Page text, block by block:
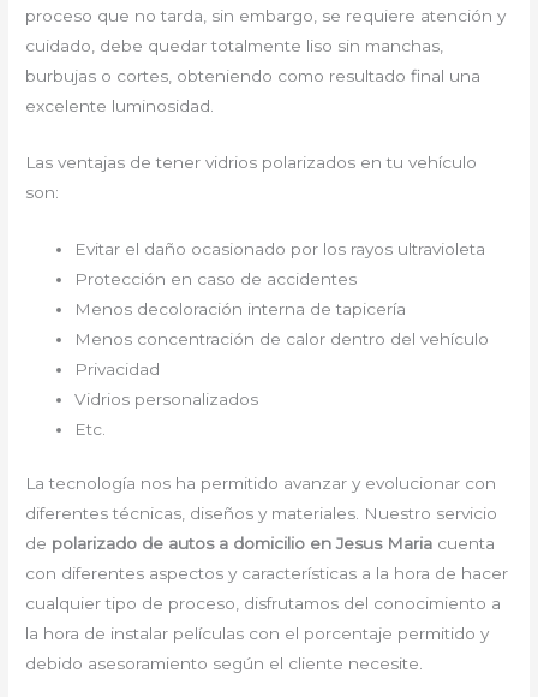
proceso que no tarda, sin embargo, se requiere atención y
cuidado, debe quedar totalmente liso sin manchas,
burbujas o cortes, obteniendo como resultado final una
excelente luminosidad.
Las ventajas de tener vidrios polarizados en tu vehículo
son:
Evitar el daño ocasionado por los rayos ultravioleta
Protección en caso de accidentes
Menos decoloración interna de tapicería
Menos concentración de calor dentro del vehículo
Privacidad
Vidrios personalizados
Etc.
La tecnología nos ha permitido avanzar y evolucionar con
diferentes técnicas, diseños y materiales. Nuestro servicio
de polarizado de autos a domicilio en Jesus Maria cuenta
con diferentes aspectos y características a la hora de hacer
cualquier tipo de proceso, disfrutamos del conocimiento a
la hora de instalar películas con el porcentaje permitido y
debido asesoramiento según el cliente necesite.